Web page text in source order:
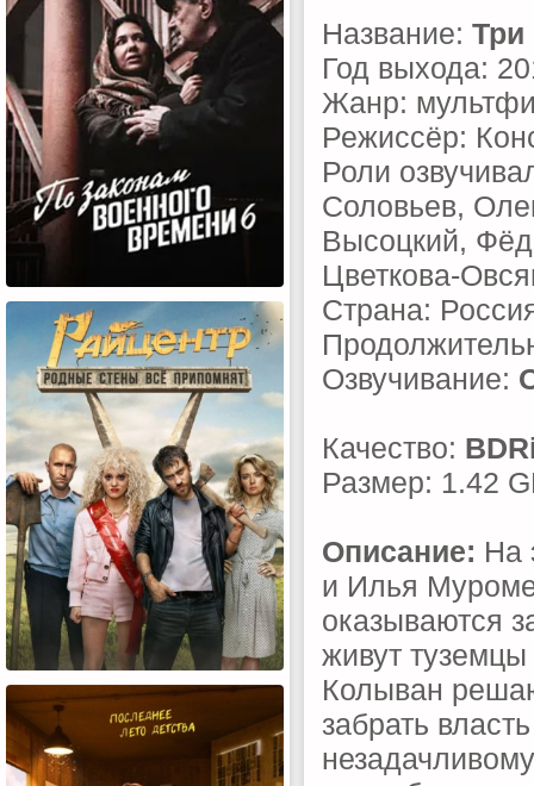
Название: Три
Год выхода:
Жанр:
Режиссёр:
Роли
Соловьев,
Высоцкий,
Цветкова-
Страна:
Озвучивание:
Качество:
Размер: 1.42
Описание: На
и Илья
оказываются
живут
Колыван
забрать